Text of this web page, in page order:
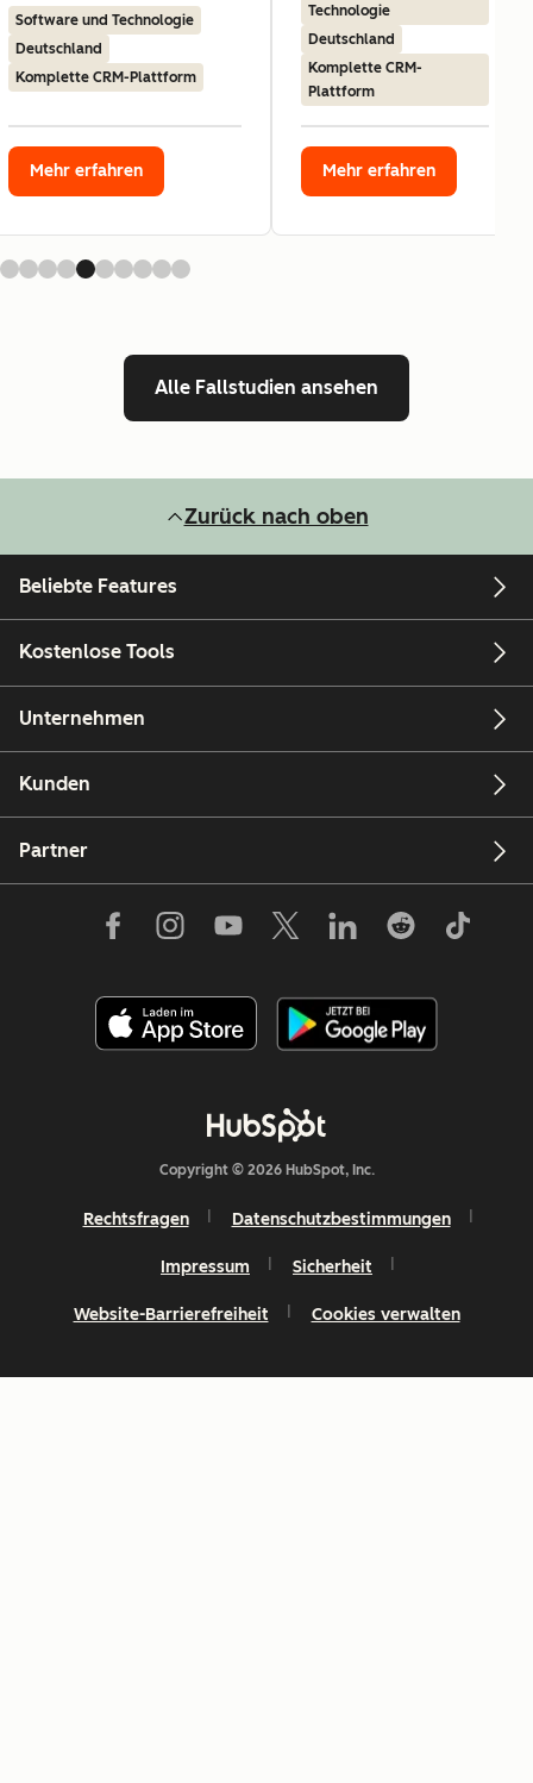
Software und Technologie
Deutschland
Komplette CRM-Plattform
Mehr erfahren
Technologie
Deutschland
Komplette CRM-
Plattform
Mehr erfahren
Alle Fallstudien ansehen
Zurück nach oben
Beliebte Features
Kostenlose Tools
Unternehmen
Kunden
Partner
Copyright © 2026 HubSpot, Inc.
Rechtsfragen Datenschutzbestimmungen
Impressum Sicherheit
Website-Barrierefreiheit Cookies verwalten